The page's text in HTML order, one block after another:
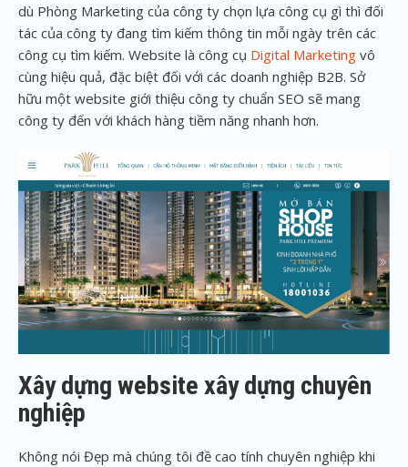
dù Phòng Marketing của công ty chọn lựa công cụ gì thì đối
tác của công ty đang tìm kiếm thông tin mỗi ngày trên các
công cụ tìm kiếm. Website là công cụ Digital Marketing vô
cùng hiệu quả, đặc biệt đối với các doanh nghiệp B2B. Sở
hữu một website giới thiệu công ty chuẩn SEO sẽ mang
công ty đến với khách hàng tiềm năng nhanh hơn.
Xây dựng website xây dựng chuyên
nghiệp
Không nói Đẹp mà chúng tôi đề cao tính chuyên nghiệp khi